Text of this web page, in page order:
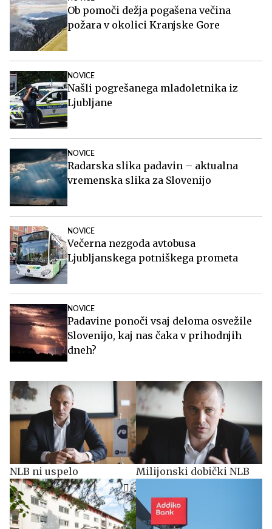
Ob pomoči dežja pogašena večina
požara v okolici Kranjske Gore
NOVICE
Našli pogrešanega mladoletnika iz
Ljubljane
NOVICE
Radarska slika padavin – aktualna
vremenska slika za Slovenijo
NOVICE
Večerna nezgoda avtobusa
Ljubljanskega potniškega prometa
NOVICE
Padavine ponoči vsaj deloma osvežile
Slovenijo, kaj nas čaka v prihodnjih
dneh?
NLB ni uspelo Milijonski dobički NLB